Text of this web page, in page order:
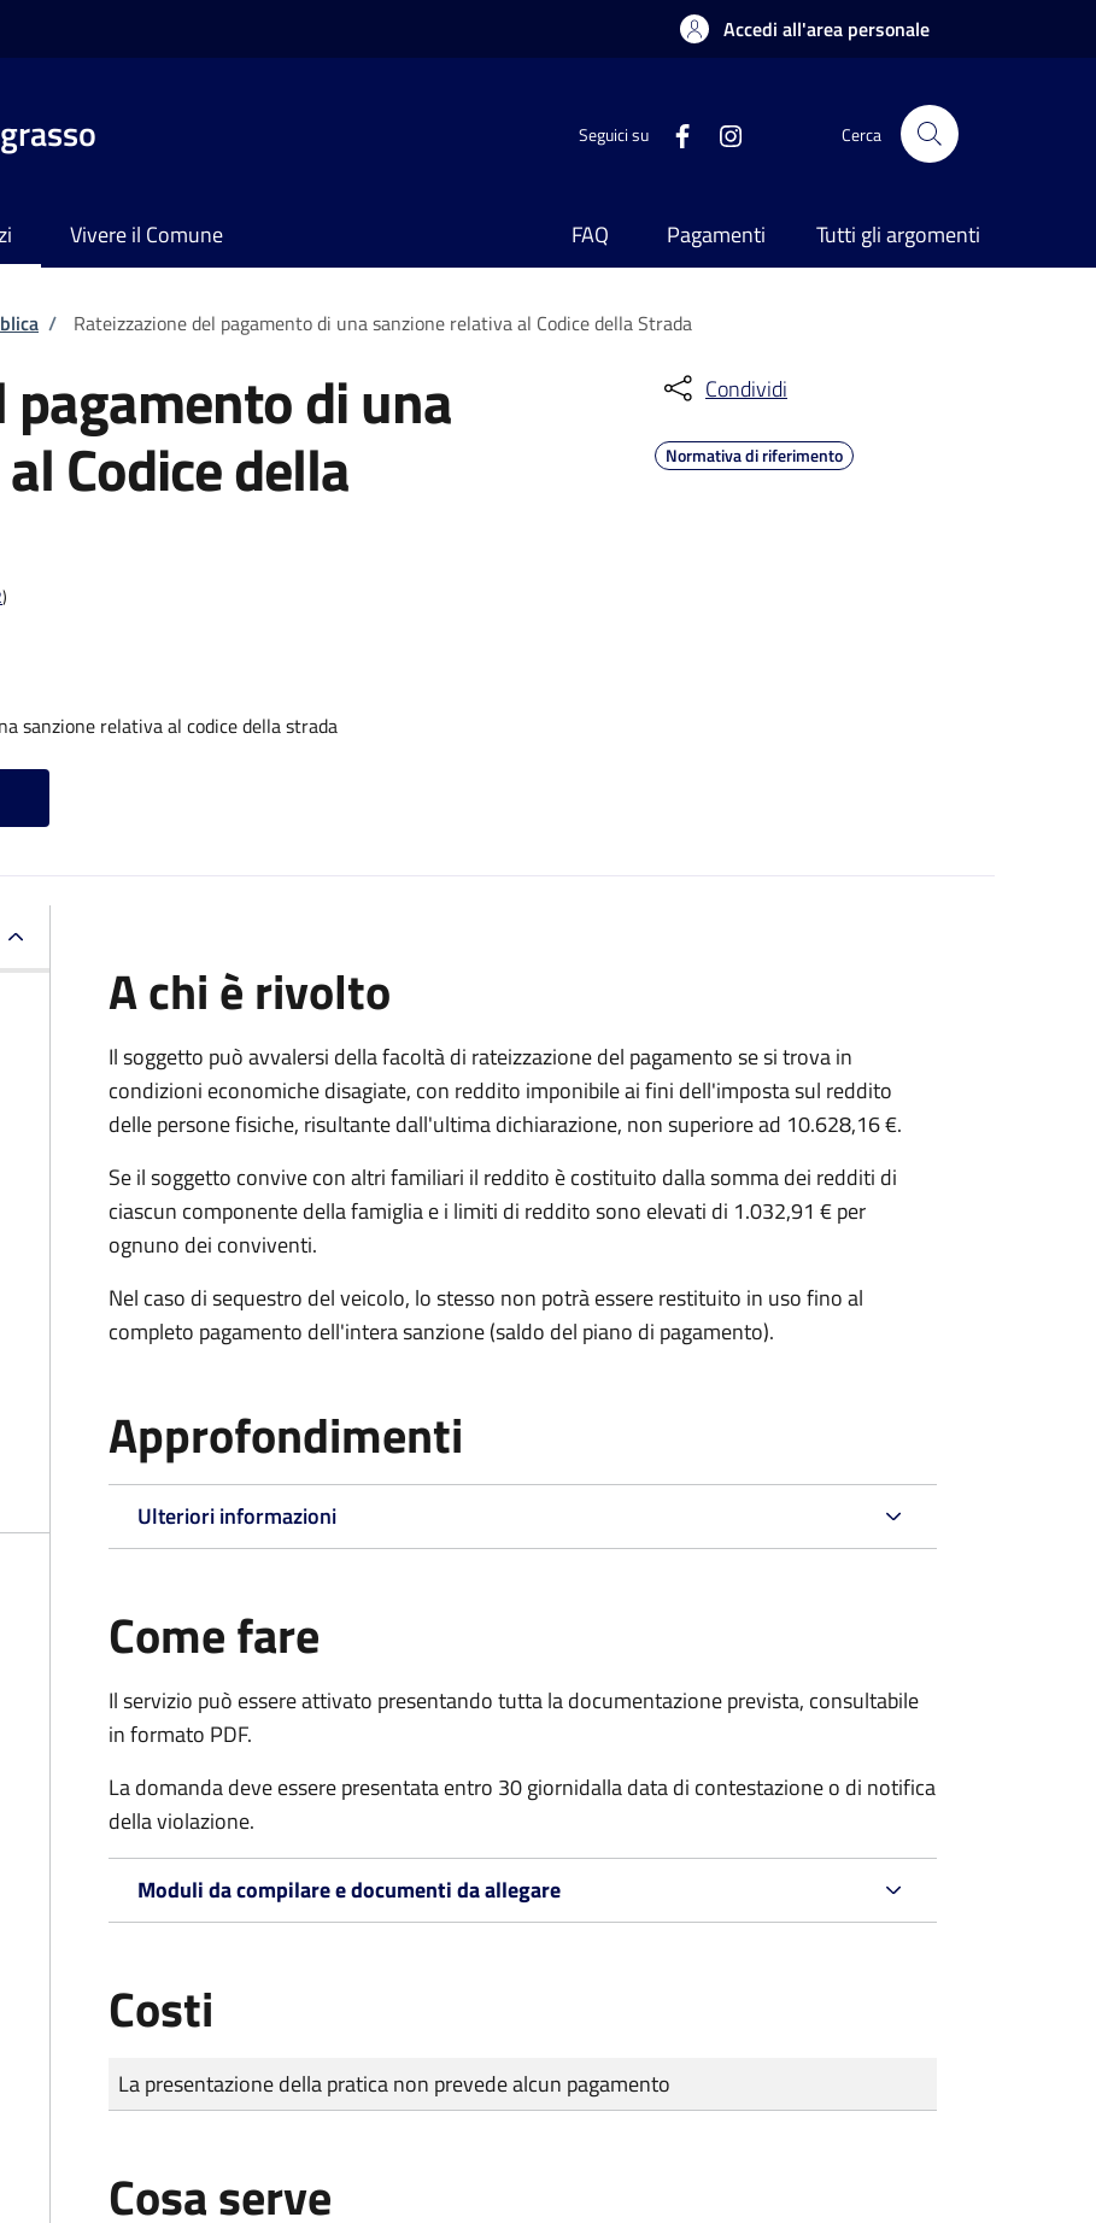
Accedi all'area personale
Seguici su Cerca
Vivere il Comune FAQ Pagamenti Tutti gli argomenti
/ Rateizzazione del pagamento di una sanzione relativa al Codice della Strada
pagamento di una
Codice della
)
sanzione relativa al codice della strada
Condividi
Normativa di riferimento
A chi è rivolto
Il soggetto può avvalersi della facoltà di rateizzazione del pagamento se si trova in
condizioni economiche disagiate, con reddito imponibile ai fini dell'imposta sul reddito
delle persone fisiche, risultante dall'ultima dichiarazione, non superiore ad 10.628,16 €.
Se il soggetto convive con altri familiari il reddito è costituito dalla somma dei redditi di
ciascun componente della famiglia e i limiti di reddito sono elevati di 1.032,91 € per
ognuno dei conviventi.
Nel caso di sequestro del veicolo, lo stesso non potrà essere restituito in uso fino al
completo pagamento dell'intera sanzione (saldo del piano di pagamento).
Approfondimenti
Ulteriori informazioni
Come fare
Il servizio può essere attivato presentando tutta la documentazione prevista, consultabile
in formato PDF.
La domanda deve essere presentata entro 30 giornidalla data di contestazione o di notifica
della violazione.
Moduli da compilare e documenti da allegare
Costi
Tipo di pagamento
Importo
La presentazione della pratica non prevede alcun pagamento
Cosa serve